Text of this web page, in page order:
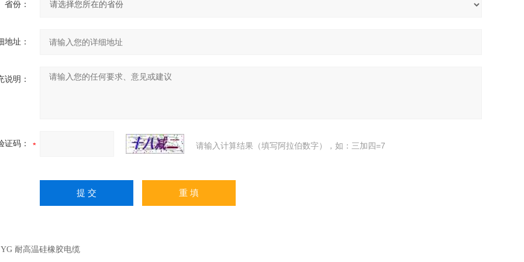
省份：
地址：
说明：
证码： 请输入计算结果（填写阿拉伯数字），如：三加四=7
YG 耐高温硅橡胶电缆